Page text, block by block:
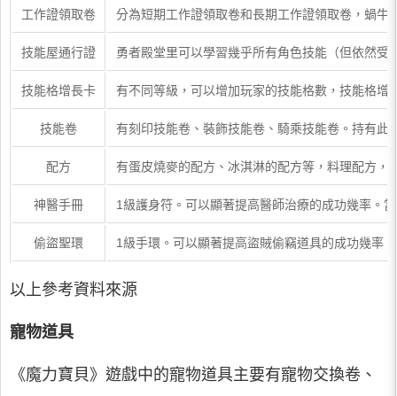
工作證領取卷 分為短期工作證領取卷和長期工作證領取卷，蝸牛
技能屋通行證 勇者殿堂里可以學習幾乎所有角色技能（但依然
技能格增長卡 有不同等級，可以增加玩家的技能格數，技能格
技能卷 有刻印技能卷、裝飾技能卷、騎乘技能卷。持有
配方 有蛋皮燒麥的配方、冰淇淋的配方等，料理配方，
神醫手冊 1級護身符。可以顯著提高醫師治療的成功幾率。
偷盜聖環 1級手環。可以顯著提高盜賊偷竊道具的成功幾率
以上參考資料來源
寵物道具
《魔力寶貝》遊戲中的寵物道具主要有寵物交換卷、